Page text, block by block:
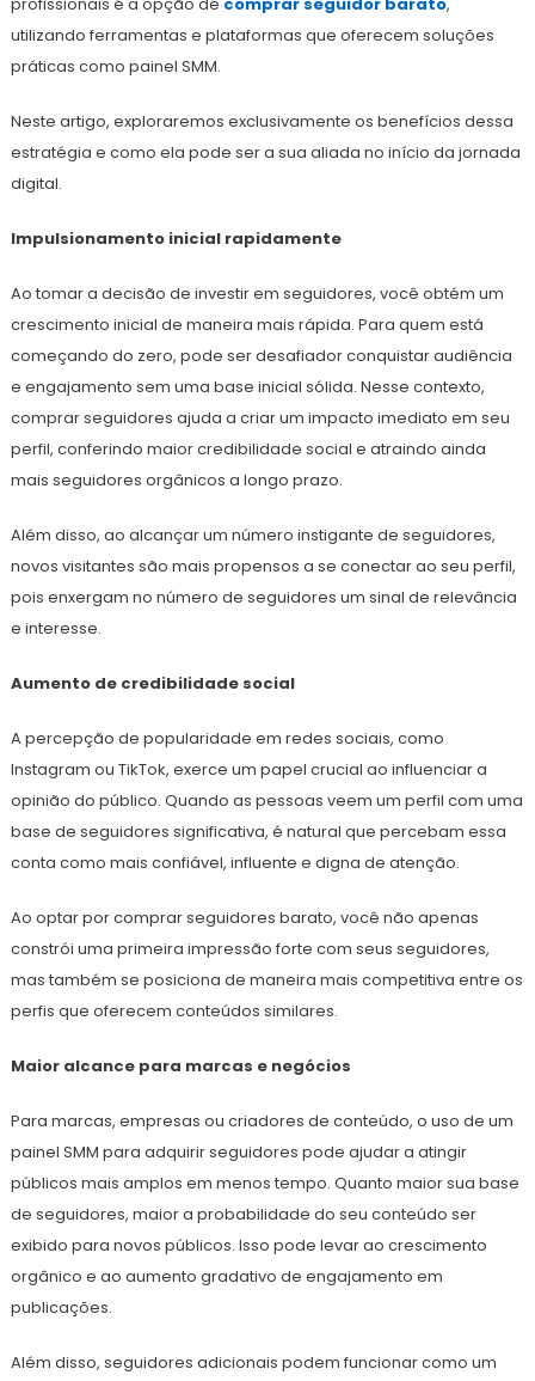
utilizando ferramentas e plataformas que oferecem soluções
práticas como painel SMM.
Neste artigo, exploraremos exclusivamente os benefícios dessa
estratégia e como ela pode ser a sua aliada no início da jornada
digital.
Impulsionamento inicial rapidamente
Ao tomar a decisão de investir em seguidores, você obtém um
crescimento inicial de maneira mais rápida. Para quem está
começando do zero, pode ser desafiador conquistar audiência
e engajamento sem uma base inicial sólida. Nesse contexto,
comprar seguidores ajuda a criar um impacto imediato em seu
perfil, conferindo maior credibilidade social e atraindo ainda
mais seguidores orgânicos a longo prazo.
Além disso, ao alcançar um número instigante de seguidores,
novos visitantes são mais propensos a se conectar ao seu perfil,
pois enxergam no número de seguidores um sinal de relevância
e interesse.
Aumento de credibilidade social
A percepção de popularidade em redes sociais, como
Instagram ou TikTok, exerce um papel crucial ao influenciar a
opinião do público. Quando as pessoas veem um perfil com uma
base de seguidores significativa, é natural que percebam essa
conta como mais confiável, influente e digna de atenção.
Ao optar por comprar seguidores barato, você não apenas
constrói uma primeira impressão forte com seus seguidores,
mas também se posiciona de maneira mais competitiva entre os
perfis que oferecem conteúdos similares.
Maior alcance para marcas e negócios
Para marcas, empresas ou criadores de conteúdo, o uso de um
painel SMM para adquirir seguidores pode ajudar a atingir
públicos mais amplos em menos tempo. Quanto maior sua base
de seguidores, maior a probabilidade do seu conteúdo ser
exibido para novos públicos. Isso pode levar ao crescimento
orgânico e ao aumento gradativo de engajamento em
publicações.
Além disso, seguidores adicionais podem funcionar como um